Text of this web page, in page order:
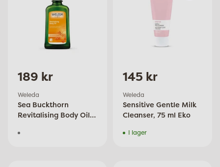
189 kr
Weleda
Sea Buckthorn
Revitalising Body Oil,
145 kr
Weleda
Sensitive Gentle Milk
Cleanser, 75 ml Eko
I lager